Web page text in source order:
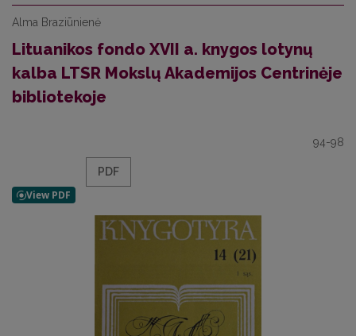
Alma Braziūnienė
Lituanikos fondo XVII a. knygos lotynų
kalba LTSR Mokslų Akademijos Centrinėje
bibliotekoje
94-98
PDF